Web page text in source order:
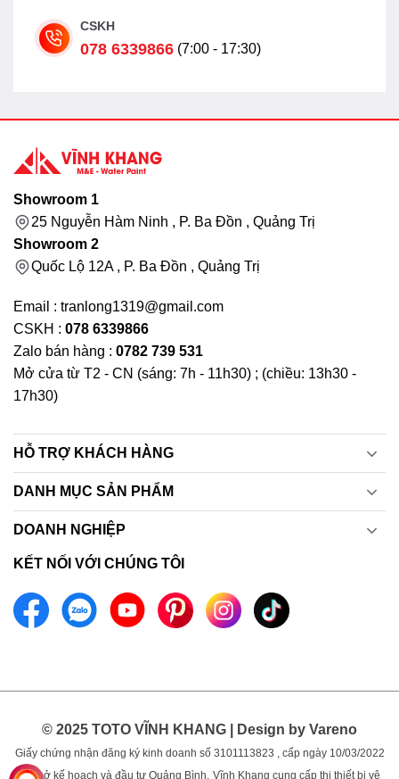
CSKH
078 6339866 (7:00 - 17:30)
Showroom 1
25 Nguyễn Hàm Ninh , P. Ba Đồn , Quảng Trị
Showroom 2
Quốc Lộ 12A , P. Ba Đồn , Quảng Trị
Email : tranlong1319@gmail.com
CSKH : 078 6339866
Zalo bán hàng : 0782 739 531
Mở cửa từ T2 - CN (sáng: 7h - 11h30) ; (chiều: 13h30 -
17h30)
HỖ TRỢ KHÁCH HÀNG
DANH MỤC SẢN PHẨM
DOANH NGHIỆP
KẾT NỐI VỚI CHÚNG TÔI
© 2025 TOTO VĨNH KHANG | Design by Vareno
Giấy chứng nhận đăng ký kinh doanh số 3101113823 , cấp ngày 10/03/2022
bởi sở kế hoạch và đầu tư Quảng Bình. Vĩnh Khang cung cấp thị thiết bị vệ